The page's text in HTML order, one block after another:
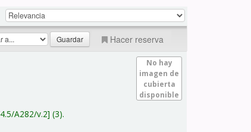
Hacer reserva
No hay
imagen de
cubierta
disponible
A282/v.2 (3).